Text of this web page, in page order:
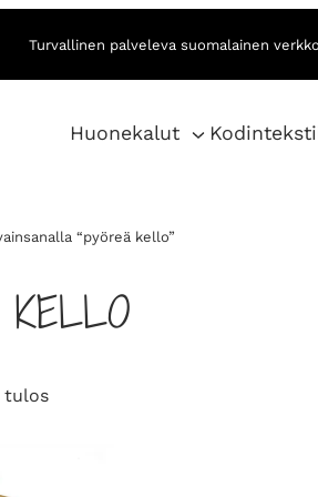
Turvallinen palveleva suomalainen
Huonekalut
“pyöreä kello”
KELLO
tulos